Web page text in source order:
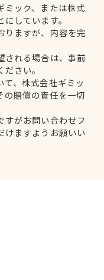
ミック、または株式
しています。
りますが、内容を完
される場合は、事前
さい。
、株式会社ギミッ
の賠償の責任を一切
すがお問い合わせフ
けますようお願いい